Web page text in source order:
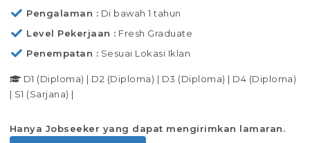
Pengalaman
Di bawah 1 tahun
Level Pekerjaan
Fresh Graduate
Penempatan
Sesuai Lokasi Iklan
D1 (Diploma) | D2 (Diploma) | D3 (Diploma) | D4 (Diploma)
| S1 (Sarjana) |
Hanya Jobseeker yang dapat mengirimkan lamaran.